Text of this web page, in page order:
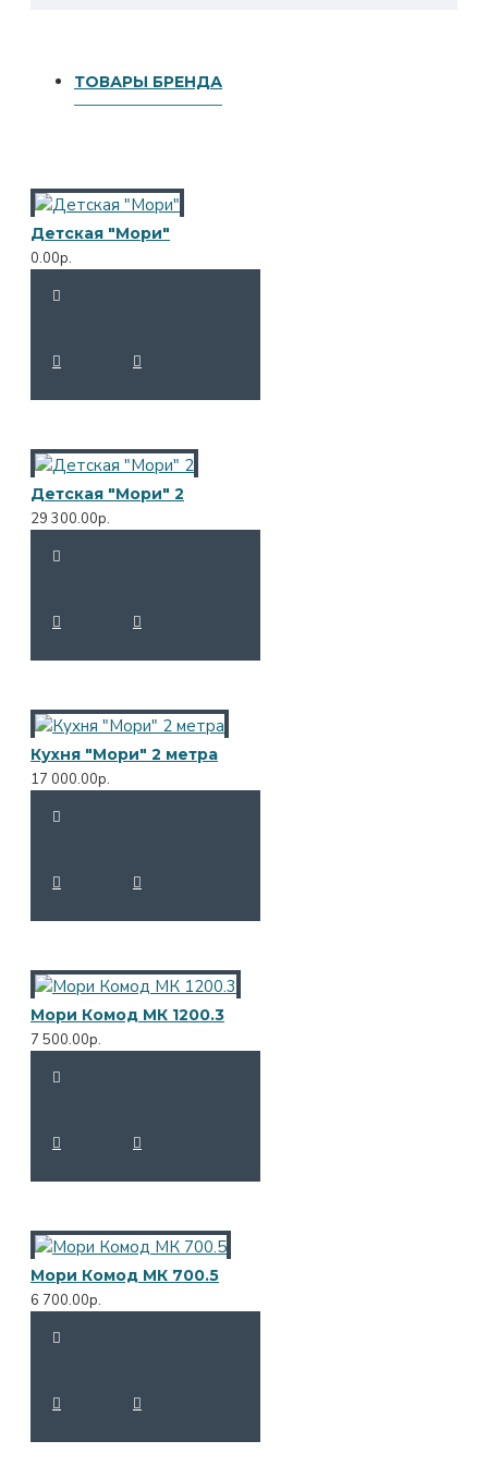
ТОВАРЫ БРЕНДА
Детская "Мори"
0.00р.
Детская "Мори" 2
29 300.00р.
Кухня "Мори" 2 метра
17 000.00р.
Мори Комод МК 1200.3
7 500.00р.
Мори Комод МК 700.5
6 700.00р.